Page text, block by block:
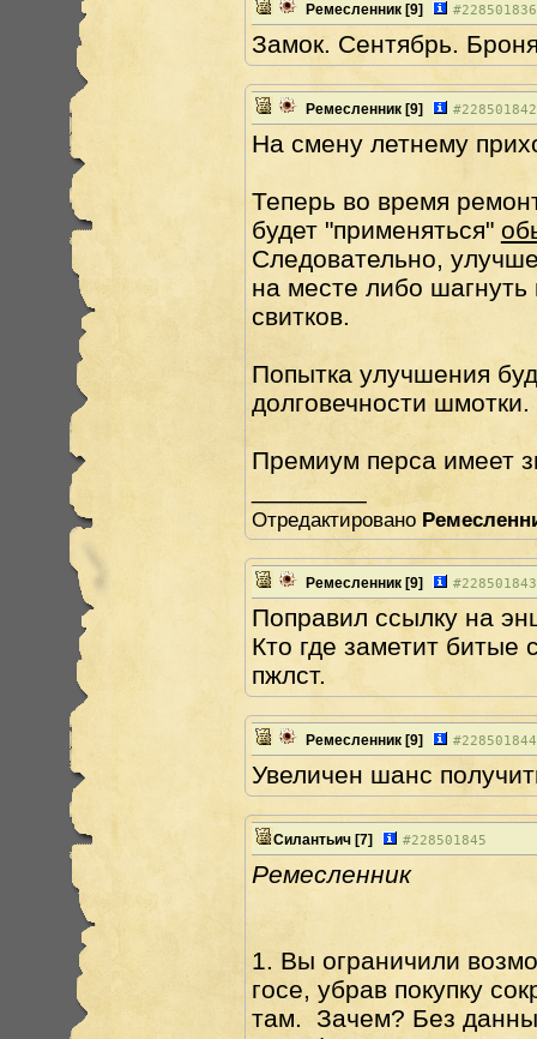
Ремесленник [9] #228501836
Замок. Сентябрь.
Ремесленник [9] #228501842
На смену летнему
Теперь во время
будет "применяться"
Следовательно,
на месте либо шагнуть
свитков.
Попытка улучшения
долговечности шмотки.
Премиум перса имеет
________
Отредактировано
Ремесленник [9] #228501843
Поправил ссылку на
Кто где заметит
пжлст.
Ремесленник [9] #228501844
Увеличен шанс
Силантьич [7] #228501845
Ремесленник
1. Вы ограничили
госе, убрав покупку
там. Зачем? Без